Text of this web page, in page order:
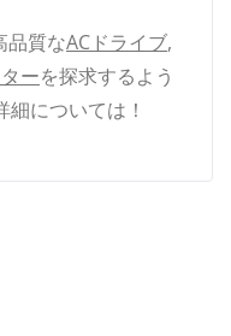
品質なACドライブ,
ーを探求するよう
細については！